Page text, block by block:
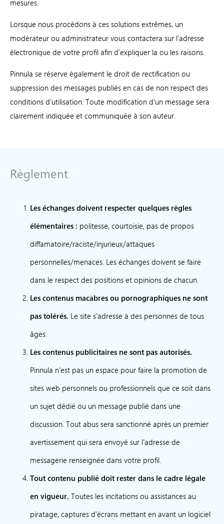
mesures.
Lorsque nous procédons à ces solutions extrêmes, un
modérateur ou administrateur vous contactera sur l'adresse
électronique de votre profil afin d'expliquer la ou les raisons.
Pinnula se réserve également le droit de rectification ou
suppression des messages publiés en cas de non respect des
conditions d'utilisation. Toute modification d'un message sera
clairement indiquée et communiquée à son auteur.
Règlement
Les échanges doivent respecter quelques règles
élémentaires : politesse, courtoisie, pas de propos
diffamatoire/raciste/injurieux/attaques
personnelles/menaces. Les échanges doivent se faire
dans le respect des positions et opinions de chacun.
Les contenus macabres ou pornographiques ne sont
pas tolérés. Le site s'adresse à des personnes de tous
âges.
Les contenus publicitaires ne sont pas autorisés.
Pinnula n'est pas un espace pour faire la promotion de
sites web personnels ou professionnels que ce soit dans
un sujet dédié ou un message publié dans une
discussion. Tout abus sera sanctionné après un premier
avertissement qui sera envoyé sur l'adresse de
messagerie renseignée dans votre profil.
Tout contenu publié doit rester dans le cadre légale
en vigueur. Toutes les incitations ou assistances au
piratage, captures d'écrans mettant en avant un logiciel